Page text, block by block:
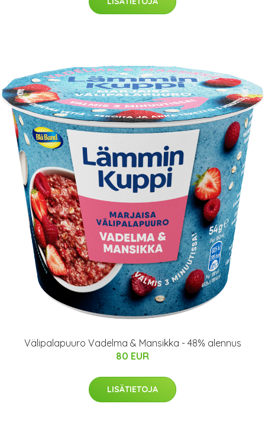
Välipalapuuro Vadelma & Mansikka - 48% alennus
80 EUR
LISÄTIETOJA